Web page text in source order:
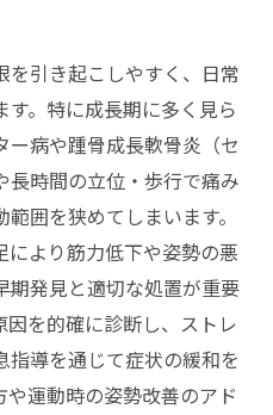
を引き起こしやすく、日常
。特に成長期に多く見ら
病や踵骨成長軟骨炎（セ
長時間の立位・歩行で痛み
囲を狭めてしまいます。
より筋力低下や姿勢の悪
期発見と適切な処置が重要
を的確に診断し、ストレ
指導を通じて症状の緩和を
運動時の姿勢改善のアド